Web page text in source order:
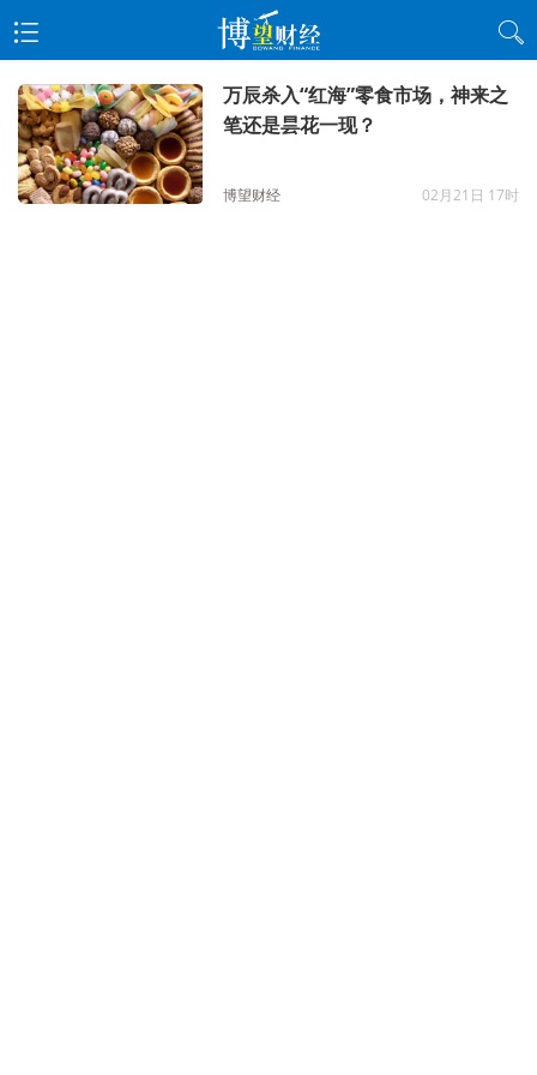
万辰杀入“红海”零食市场，神来之
笔还是昙花一现？
博望财经 02月21日 17时